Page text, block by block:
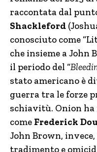
raccontata dal
Shackleford
conosciuto come
che insieme a
il periodo del “
stato americano è
guerra tra le forze
schiavitù. Onion
come Frederick
John Brown,
tradimento e